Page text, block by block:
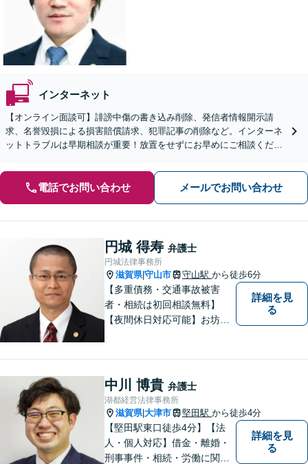
インターネット
【オンライン面談可】誹謗中傷の書き込み削除、発信者情報開示請
求、名誉毀損による損害賠償請求、犯罪記事の削除など。インターネ
ットトラブルは早期相談が重要！放置をせずにお早めにご相談くださ
電話でお問い合わせ メールでお問い合わせ
円城 得寿 弁護士
円城法律事務所
滋賀県|守山市 守山駅 から徒歩6分
【多重債務・交通事故被害
者・相続は初回相談無料】
【夜間休日対応可能】お坊さ
の目線で敷居が低い弁護士と
して、親身にあなたの立場に
立って、ご相談に対応いたし
ます。
詳細を見
る
中川 博貴 弁護士
湖都経営法律事務所
滋賀県|大津市 堅田駅 から徒歩4分
【堅田駅東口徒歩4分】【法
人・個人対応】借金・離婚・
刑事事件・相続・労働に関す
詳細を見
る